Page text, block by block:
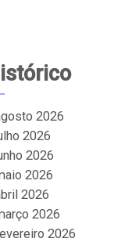
2026
2026
2026
2026
2026
2026
2026